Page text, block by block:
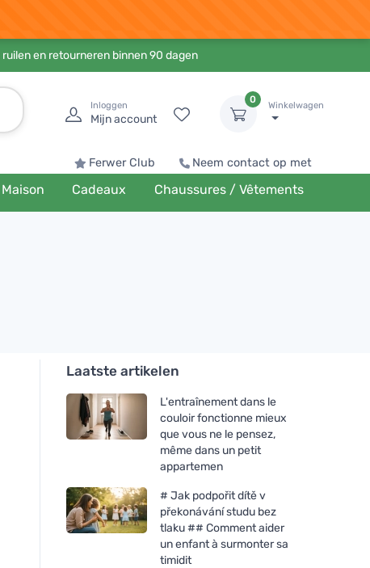
en retourneren binnen 90 dagen
Inloggen
Mijn account
0
Winkelwagen
Ferwer Club Neem contact op met
Maison Cadeaux Chaussures / Vêtements
Laatste artikelen
L'entraînement dans le
couloir fonctionne mieux
que vous ne le pensez,
même dans un petit
appartemen
# Jak podpořit dítě v
překonávání studu bez
tlaku ## Comment aider
un enfant à surmonter sa
timidit